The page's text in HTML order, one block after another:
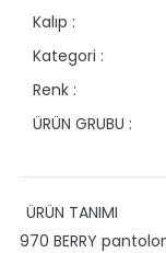
Kalıp :
Kategori :
Renk :
ÜRÜN GRUBU :
ÜRÜN TANIMI
970 BERRY